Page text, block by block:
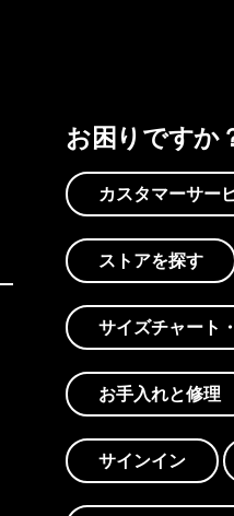
お困りですか
カスタマーサー
ストアを探す
サイズチャート
お手入れと修理
サインイン